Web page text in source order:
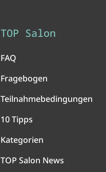
TOP Salon
FAQ
Fragebogen
Teilnahmebedingungen
10 Tipps
Kategorien
TOP Salon News